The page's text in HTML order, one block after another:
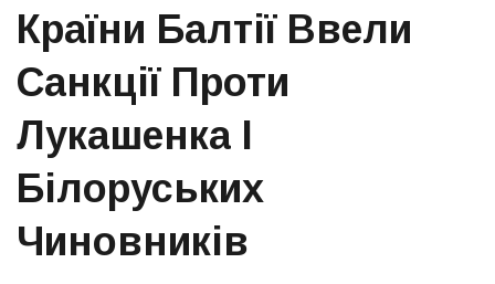
Країни Балтії Ввели
Санкції Проти
Лукашенка І
Білоруських
Чиновників